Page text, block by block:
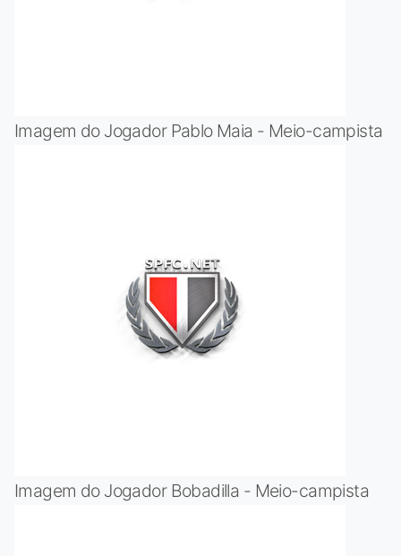
Imagem do Jogador Pablo Maia - Meio-campista
Imagem do Jogador Bobadilla - Meio-campista